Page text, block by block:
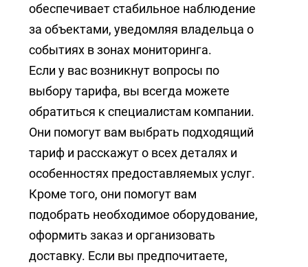
обеспечивает стабильное наблюдение
за объектами, уведомляя владельца о
событиях в зонах мониторинга.
Если у вас возникнут вопросы по
выбору тарифа, вы всегда можете
обратиться к специалистам компании.
Они помогут вам выбрать подходящий
тариф и расскажут о всех деталях и
особенностях предоставляемых услуг.
Кроме того, они помогут вам
подобрать необходимое оборудование,
оформить заказ и организовать
доставку. Если вы предпочитаете,